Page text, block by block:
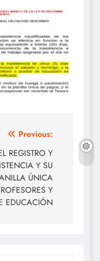
Previous:
REGISTRO Y
Y SU
ÚNICA
Y
EDUCACIÓN